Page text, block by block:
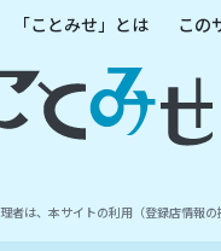
「ことみせ」とは この
者は、本サイトの利用（登録店情報